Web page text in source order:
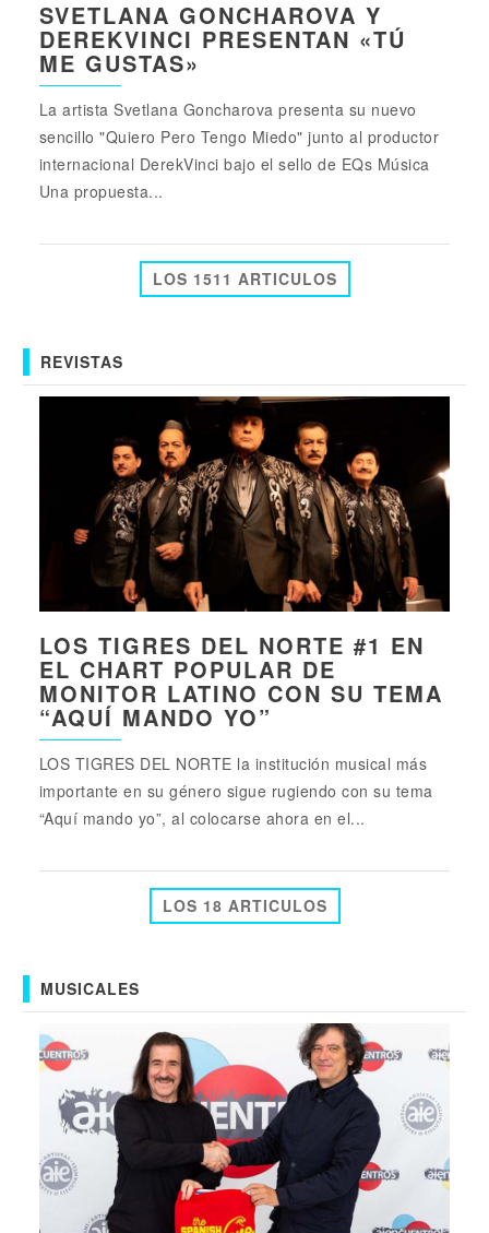
SVETLANA GONCHAROVA Y
DEREKVINCI PRESENTAN «TÚ
ME GUSTAS»
La artista Svetlana Goncharova presenta su nuevo
sencillo "Quiero Pero Tengo Miedo" junto al productor
internacional DerekVinci bajo el sello de EQs Música
Una propuesta...
LOS 1511 ARTICULOS
REVISTAS
LOS TIGRES DEL NORTE #1 EN
EL CHART POPULAR DE
MONITOR LATINO CON SU TEMA
“AQUÍ MANDO YO”
LOS TIGRES DEL NORTE la institución musical más
importante en su género sigue rugiendo con su tema
“Aquí mando yo”, al colocarse ahora en el...
LOS 18 ARTICULOS
MUSICALES